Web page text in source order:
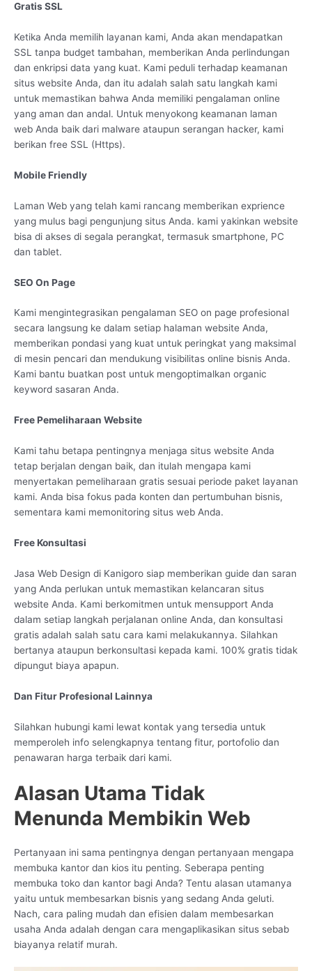
Gratis SSL
Ketika Anda memilih layanan kami, Anda akan mendapatkan
SSL tanpa budget tambahan, memberikan Anda perlindungan
dan enkripsi data yang kuat. Kami peduli terhadap keamanan
situs website Anda, dan itu adalah salah satu langkah kami
untuk memastikan bahwa Anda memiliki pengalaman online
yang aman dan andal. Untuk menyokong keamanan laman
web Anda baik dari malware ataupun serangan hacker, kami
berikan free SSL (Https).
Mobile Friendly
Laman Web yang telah kami rancang memberikan exprience
yang mulus bagi pengunjung situs Anda. kami yakinkan website
bisa di akses di segala perangkat, termasuk smartphone, PC
dan tablet.
SEO On Page
Kami mengintegrasikan pengalaman SEO on page profesional
secara langsung ke dalam setiap halaman website Anda,
memberikan pondasi yang kuat untuk peringkat yang maksimal
di mesin pencari dan mendukung visibilitas online bisnis Anda.
Kami bantu buatkan post untuk mengoptimalkan organic
keyword sasaran Anda.
Free Pemeliharaan Website
Kami tahu betapa pentingnya menjaga situs website Anda
tetap berjalan dengan baik, dan itulah mengapa kami
menyertakan pemeliharaan gratis sesuai periode paket layanan
kami. Anda bisa fokus pada konten dan pertumbuhan bisnis,
sementara kami memonitoring situs web Anda.
Free Konsultasi
Jasa Web Design di Kanigoro siap memberikan guide dan saran
yang Anda perlukan untuk memastikan kelancaran situs
website Anda. Kami berkomitmen untuk mensupport Anda
dalam setiap langkah perjalanan online Anda, dan konsultasi
gratis adalah salah satu cara kami melakukannya. Silahkan
bertanya ataupun berkonsultasi kepada kami. 100% gratis tidak
dipungut biaya apapun.
Dan Fitur Profesional Lainnya
Silahkan hubungi kami lewat kontak yang tersedia untuk
memperoleh info selengkapnya tentang fitur, portofolio dan
penawaran harga terbaik dari kami.
Alasan Utama Tidak
Menunda Membikin Web
Pertanyaan ini sama pentingnya dengan pertanyaan mengapa
membuka kantor dan kios itu penting. Seberapa penting
membuka toko dan kantor bagi Anda? Tentu alasan utamanya
yaitu untuk membesarkan bisnis yang sedang Anda geluti.
Nach, cara paling mudah dan efisien dalam membesarkan
usaha Anda adalah dengan cara mengaplikasikan situs sebab
biayanya relatif murah.